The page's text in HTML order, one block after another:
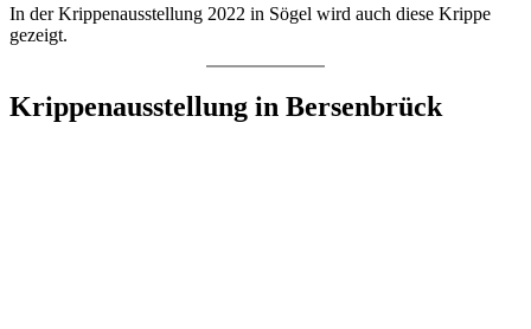
In der Krippenausstellung 2022 in Sögel wird auch diese Krippe
gezeigt.
Krippenausstellung in Bersenbrück